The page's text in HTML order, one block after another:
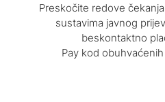
Preskočite redove
sustavima javnog
beskontaktno
Pay kod